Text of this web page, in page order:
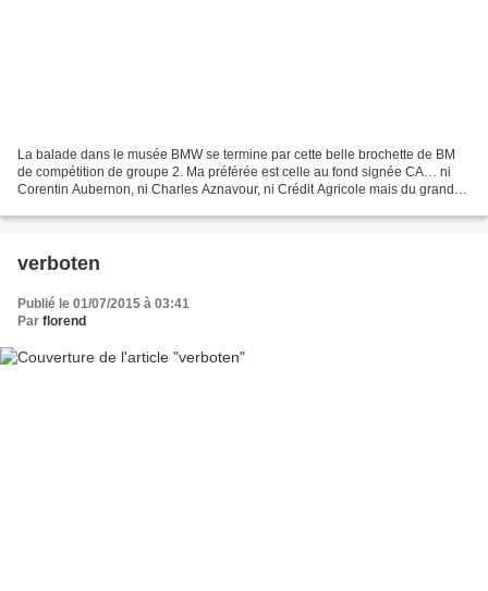
La balade dans le musée BMW se termine par cette belle brochette de BM
de compétition de groupe 2. Ma préférée est celle au fond signée CA… ni
Corentin Aubernon, ni Charles Aznavour, ni Crédit Agricole mais du grand
verboten
Publié le 01/07/2015 à 03:41
Par florend